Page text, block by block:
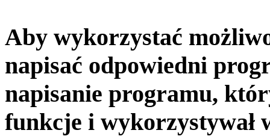
Aby wykorzystać
napisać odpowiedni
napisanie programu,
funkcje i wykorzystywał